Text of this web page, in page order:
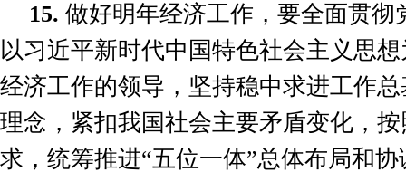
15. 做好明年经济工作，要全面贯彻
以习近平新时代中国特色社会主义思
经济工作的领导，坚持稳中求进工作
理念，紧扣我国社会主要矛盾变化，
求，统筹推进“五位一体”总体布局和协